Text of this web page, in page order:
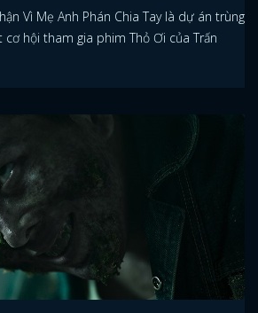
Vì Mẹ Anh Phán Chia Tay là dự án trùng
cơ hội tham gia phim Thỏ Ơi của Trấn